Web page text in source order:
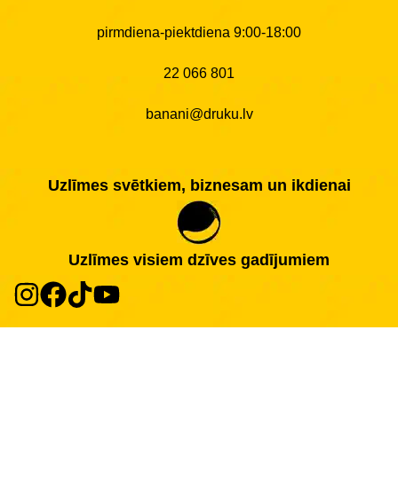
pirmdiena-piektdiena 9:00-18:00
22 066 801
banani@druku.lv
Uzlīmes svētkiem, biznesam un ikdienai
Uzlīmes visiem dzīves gadījumiem